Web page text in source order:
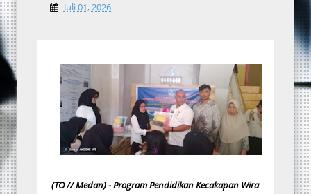
Juli 01, 2026
(TO // Medan) - Program Pendidikan Kecakapan Wira